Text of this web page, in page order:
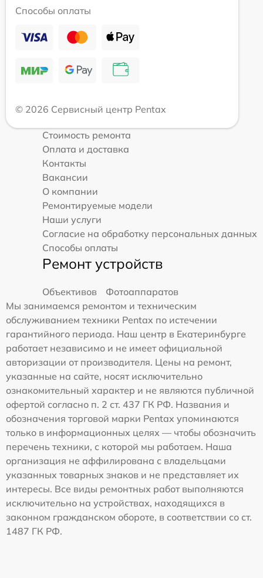
Способы оплаты
© 2026 Сервисный центр Pentax
Стоимость ремонта
Оплата и доставка
Контакты
Вакансии
О компании
Ремонтируемые модели
Наши услуги
Согласие на обработку персональных данных
Способы оплаты
Ремонт устройств
Объективов
Фотоаппаратов
Мы занимаемся ремонтом и техническим
обслуживанием техники Pentax по истечении
гарантийного периода. Наш центр в Екатеринбурге
работает независимо и не имеет официальной
авторизации от производителя. Цены на ремонт,
указанные на сайте, носят исключительно
ознакомительный характер и не являются публичной
офертой согласно п. 2 ст. 437 ГК РФ. Названия и
обозначения торговой марки Pentax упоминаются
только в информационных целях — чтобы обозначить
перечень техники, с которой мы работаем. Наша
организация не аффилирована с владельцами
указанных товарных знаков и не представляет их
интересы. Все виды ремонтных работ выполняются
исключительно на устройствах, находящихся в
законном гражданском обороте, в соответствии со ст.
1487 ГК РФ.